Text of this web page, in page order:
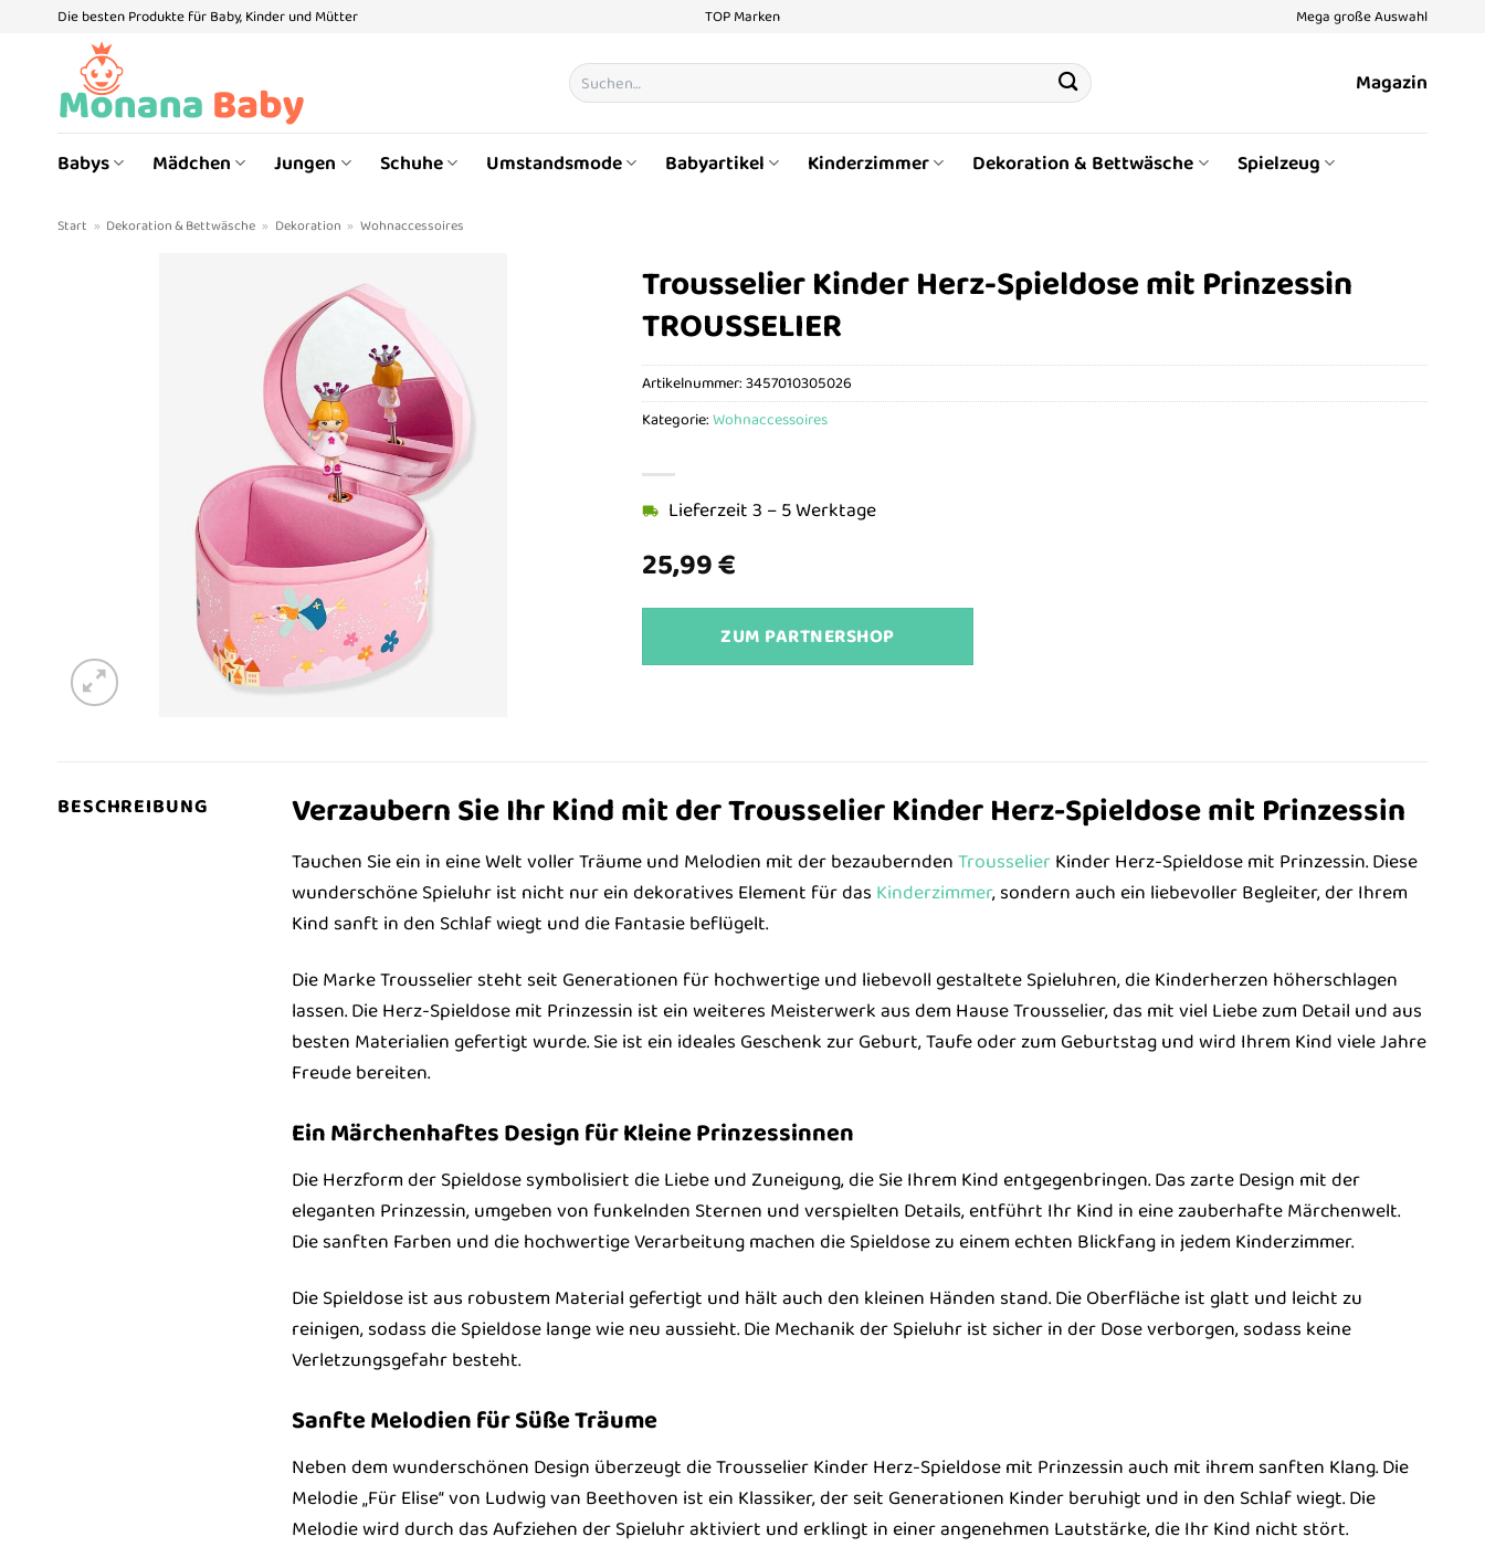
Die besten Produkte für Baby, Kinder und Mütter TOP Marken Mega große Auswahl
Suchen
nach:
Magazin
Babys Mädchen Jungen Schuhe Umstandsmode Babyartikel Kinderzimmer Dekoration & Bettwäsche Spielzeug
Start » Dekoration & Bettwäsche » Dekoration » Wohnaccessoires
Trousselier Kinder Herz-Spieldose mit Prinzessin
TROUSSELIER
25,99€
Lieferzeit 3 – 5 Werktage
ZUM PARTNERSHOP
Artikelnummer:3457010305026
Kategorie:Wohnaccessoires
BESCHREIBUNG Verzaubern Sie Ihr Kind mit der Trousselier Kinder Herz-Spieldose mit Prinzessin
Tauchen Sie ein in eine Welt voller Träume und Melodien mit der bezauberndenTrousselierKinder Herz-Spieldose mit Prinzessin. Diese
wunderschöne Spieluhr ist nicht nur ein dekoratives Element für das Kinderzimmer, sondern auch ein liebevoller Begleiter, der Ihrem
Kind sanft in den Schlaf wiegt und die Fantasie beflügelt.
Die Marke Trousselier steht seit Generationen für hochwertige und liebevoll gestaltete Spieluhren, die Kinderherzen höherschlagen
lassen. Die Herz-Spieldose mit Prinzessin ist ein weiteres Meisterwerk aus dem Hause Trousselier, das mit viel Liebe zum Detail und aus
besten Materialien gefertigt wurde. Sie ist ein ideales Geschenk zur Geburt, Taufe oder zum Geburtstag und wird Ihrem Kind viele Jahre
Freude bereiten.
Ein Märchenhaftes Design für Kleine Prinzessinnen
Die Herzform der Spieldose symbolisiert die Liebe und Zuneigung, die Sie Ihrem Kind entgegenbringen. Das zarte Design mit der
eleganten Prinzessin, umgeben von funkelnden Sternen und verspielten Details, entführt Ihr Kind in eine zauberhafte Märchenwelt.
Die sanften Farben und die hochwertige Verarbeitung machen die Spieldose zu einem echten Blickfang in jedem Kinderzimmer.
Die Spieldose ist aus robustem Material gefertigt und hält auch den kleinen Händen stand. Die Oberfläche ist glatt und leicht zu
reinigen, sodass die Spieldose lange wie neu aussieht. Die Mechanik der Spieluhr ist sicher in der Dose verborgen, sodass keine
Verletzungsgefahr besteht.
Sanfte Melodien für Süße Träume
Neben dem wunderschönen Design überzeugt die Trousselier Kinder Herz-Spieldose mit Prinzessin auch mit ihrem sanften Klang. Die
Melodie „Für Elise“ von Ludwig van Beethoven ist ein Klassiker, der seit Generationen Kinder beruhigt und in den Schlaf wiegt. Die
Melodie wird durch das Aufziehen der Spieluhr aktiviert und erklingt in einer angenehmen Lautstärke, die Ihr Kind nicht stört.